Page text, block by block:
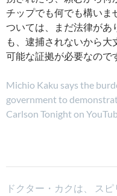
チップでも何でも構いま
ついては、まだ法律があ
も、逮捕されないから
可能な証拠が必要なので
Michio Kaku says the
government to
Carlson Tonight on
ドクター・カクは、 ス